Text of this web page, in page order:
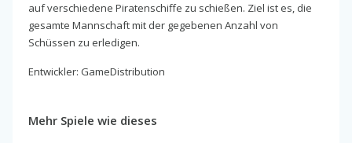
auf verschiedene Piratenschiffe zu schießen. Ziel ist es, die
gesamte Mannschaft mit der gegebenen Anzahl von
Schüssen zu erledigen.
Entwickler: GameDistribution
Mehr Spiele wie dieses